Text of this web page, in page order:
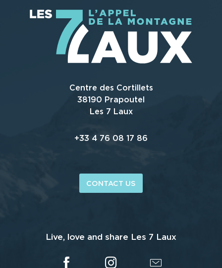
Centre des Cortillets
38190 Prapoutel
Les 7 Laux
+33 4 76 08 17 86
CONTACT US
Live, love and share Les 7 Laux